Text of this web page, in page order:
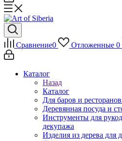
Сравнение0 Отложенные 0
Каталог
Назад
Каталог
Для баров и
Деревянная посуда и
Инструменты для
декупажа
Изделия из дерева для